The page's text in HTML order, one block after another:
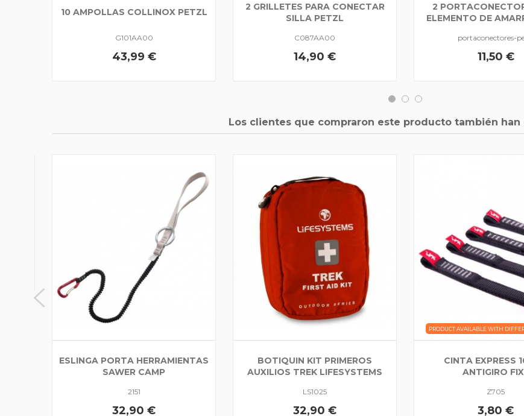
10 AMPOLLAS COLLINOX PETZL
G101AA00
43,99 €
2 GRILLETES PARA CONECTAR
SILLA PETZL
C087AA00
14,90 €
2
ELEMENTO DE
portaconectores-
11,50 €
Los clientes que compraron este producto también han
ESLINGA PORTA HERRAMIENTAS
SAWER CAMP
2151
32,90 €
BOTIQUIN KIT PRIMEROS
AUXILIOS TREK LIFESYSTEMS
LS1025
32,90 €
PRODUCT AVAILABLE WITH
CINTA EXPRESS
ANTIGIRO
Z705
3,80 €